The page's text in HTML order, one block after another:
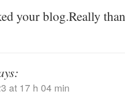
your blog.Really
at 17 h 04 min